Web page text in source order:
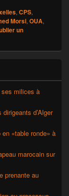
, CPS,
Morsi, OUA,
un
ses milices à
d’Alger
«table ronde» à
marocain sur
prenante au